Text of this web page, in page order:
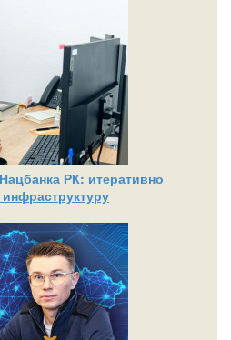
РК: итеративно